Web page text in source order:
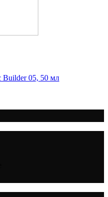
Builder 05, 50 мл